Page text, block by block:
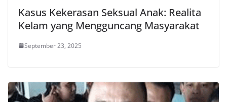
Kasus Kekerasan Seksual Anak: Realita
Kelam yang Mengguncang Masyarakat
September 23, 2025